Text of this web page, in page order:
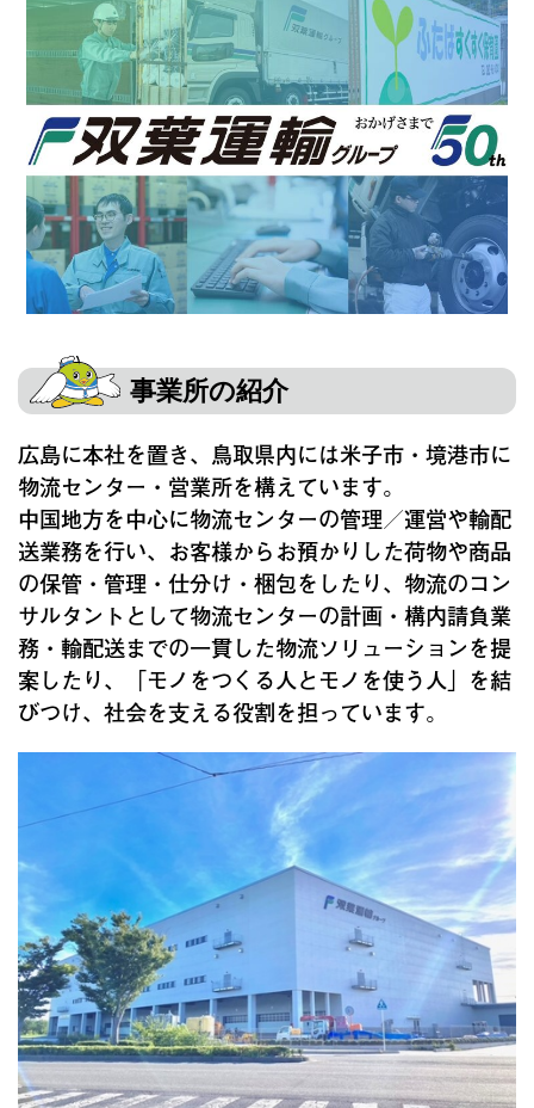
事業所の紹介
広島に本社を置き、鳥取県内には米子市・境港市に
物流センター・営業所を構えています。
中国地方を中心に物流センターの管理／運営や輸配
送業務を行い、お客様からお預かりした荷物や商品
の保管・管理・仕分け・梱包をしたり、物流のコン
サルタントとして物流センターの計画・構内請負業
務・輸配送までの一貫した物流ソリューションを提
案したり、「モノをつくる人とモノを使う人」を結
びつけ、社会を支える役割を担っています。